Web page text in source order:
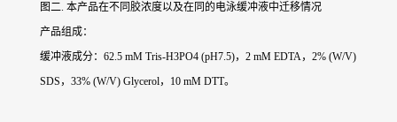
图二. 本产品在不同胶浓度以及在同的电泳缓冲液中迁移情况
产品组成：
缓冲液成分：62.5 mM Tris-H3PO4 (pH7.5)，2 mM EDTA，2% (W/V)
SDS，33% (W/V) Glycerol，10 mM DTT。